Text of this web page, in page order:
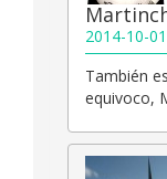
2014-10-
También
equivoco,